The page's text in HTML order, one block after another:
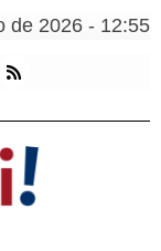
de 2026 - 12:55